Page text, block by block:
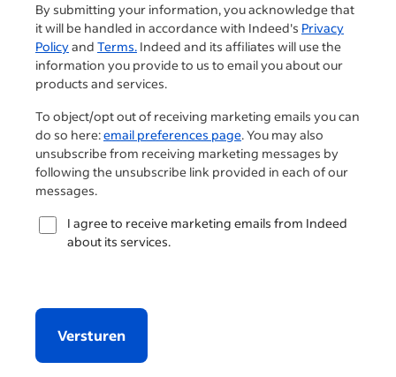
By submitting your information, you acknowledge that
it will be handled in accordance with Indeed's Privacy
Policyand Terms. Indeed and its affiliates will use the
information you provide to us to email you about our
products and services.
To object/opt out of receiving marketing emails you can
do so here:email preferences page. You may also
unsubscribe from receiving marketing messages by
following the unsubscribe link provided in each of our
messages.
I agree to receive marketing emails from Indeed
about its services.
Versturen